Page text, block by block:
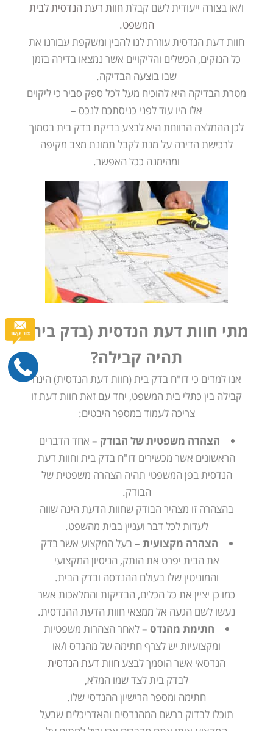
ו/או בצורה ייעודית לשם קבלת חוות דעת הנדסית לבית
המשפט.
חוות דעת הנדסית עוזרת לנו להבין ומשקפת עבורנו את
כל הנזקים, הכשלים והליקויים אשר נמצאו בדירה בזמן
שבו בוצעה הבדיקה.
מטרת הבדיקה היא להוכיח מעל לכל ספק סביר כי ליקוים
אלו היו עוד לפני כניסתכם לנכס –
לכן ההמלצה הרווחת היא לבצע בדיקת בדק בית בסמוך
לרכישת הדירה על מנת לקבל תמונת מצב מקיפה
ומהימנה ככל האפשר.
מתי חוות דעת הנדסית (בדק בית)
תהיה קבילה?
אנו למדים כי דו"ח בדק בית (חוות דעת הנדסית) הינה
קבילה בין כתלי בית המשפט, יחד עם זאת חוות דעת זו
צריכה לעמוד במספר היבטים:
הצהרה משפטית של הבודק – אחד הדברים
הראשונים אשר מכשירים דו"ח בדק בית וחוות דעת
הנדסית בפן המשפטי תהיה הצהרה משפטית של
הבודק.
בהצהרה זו מצהיר הבודק שחוות הדעת הינה שווה
לעדות לכל דבר ועניין בבית מהשפט.
הצהרה מקצועית –בעל המקצוע אשר בדק
את הבית יפרט את הותק, הניסיון המקצועי
והמוניטין שלו בעולם ההנדסה ובדק הבית.
כמו כן יציין את כל הכלים, הבדיקות והמלאכות אשר
נעשו לשם הגעה אל ממצאי חוות הדעת ההנדסית.
חתימת מהנדס –לאחר הצהרות משפטיות
ומקצועיות יש לצרף חתימה של מהנדס ו/או
הנדסאי אשר הוסמך לבצע חוות דעת הנדסית
לבדק בית לצד שמו המלא,
חתימה ומספר הרישיון ההנדסי שלו.
תוכלו לבדוק ברשם המהנדסים והאדריכלים שבעל